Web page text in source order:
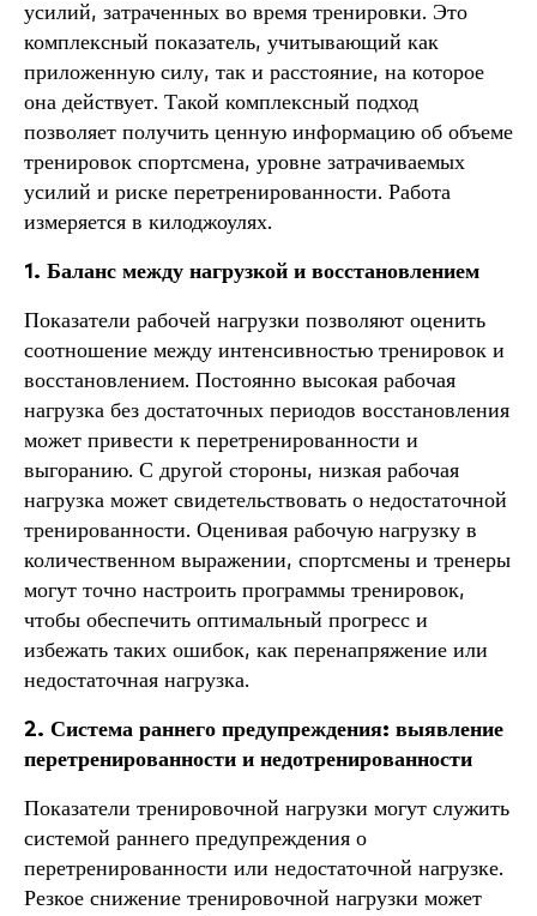
усилий, затраченных во время тренировки. Это
комплексный показатель, учитывающий как
приложенную силу, так и расстояние, на которое
она действует. Такой комплексный подход
позволяет получить ценную информацию об объеме
тренировок спортсмена, уровне затрачиваемых
усилий и риске перетренированности. Работа
измеряется в килоджоулях.
1. Баланс между нагрузкой и восстановлением
Показатели рабочей нагрузки позволяют оценить
соотношение между интенсивностью тренировок и
восстановлением. Постоянно высокая рабочая
нагрузка без достаточных периодов восстановления
может привести к перетренированности и
выгоранию. С другой стороны, низкая рабочая
нагрузка может свидетельствовать о недостаточной
тренированности. Оценивая рабочую нагрузку в
количественном выражении, спортсмены и тренеры
могут точно настроить программы тренировок,
чтобы обеспечить оптимальный прогресс и
избежать таких ошибок, как перенапряжение или
недостаточная нагрузка.
2. Система раннего предупреждения: выявление
перетренированности и недотренированности
Показатели тренировочной нагрузки могут служить
системой раннего предупреждения о
перетренированности или недостаточной нагрузке.
Резкое снижение тренировочной нагрузки может